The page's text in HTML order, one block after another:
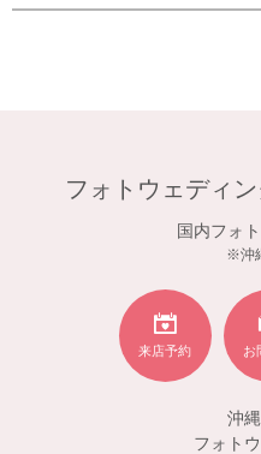
フォトウェディ
国内フォ
※沖
来店予約 お
沖
フォト